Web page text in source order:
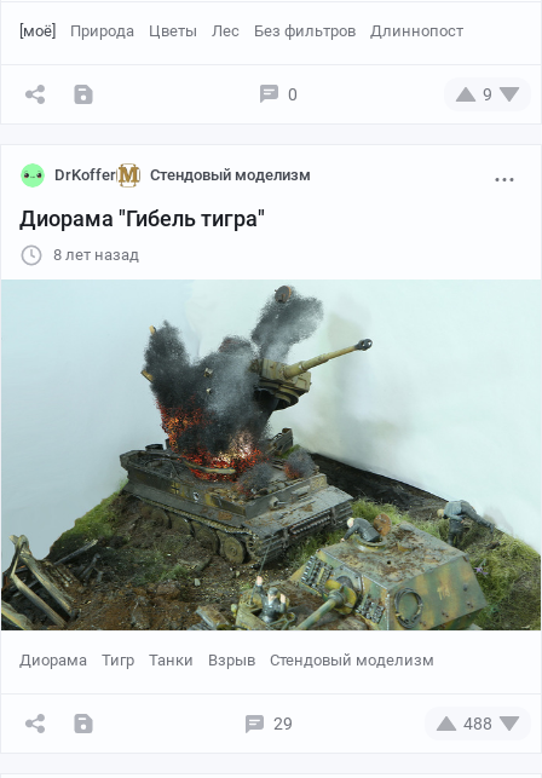
[моё] Природа Цветы Лес Без фильтров Длиннопост
0 9
DrKoffer Стендовый моделизм
Диорама "Гибель тигра"
8 лет назад
Диорама Тигр Танки Взрыв Стендовый моделизм
29 488